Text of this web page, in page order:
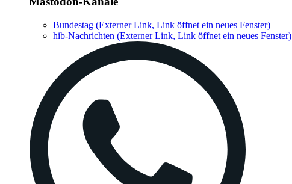
Bundestag (Externer Link, Link öffnet ein neues Fenster)
hib-Nachrichten (Externer Link, Link öffnet ein neues Fenster)